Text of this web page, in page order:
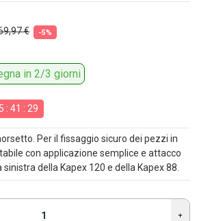
€ -5%
in 2/3 giorni
: 41 : 29
Per il fissaggio sicuro dei pezzi in
con applicazione semplice e attacco
della Kapex 120 e della Kapex 88.